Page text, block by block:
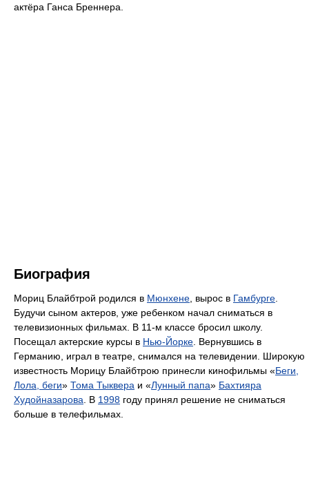
актёра Ганса Бреннера.
Биография
Мориц Блайбтрой родился в Мюнхене , вырос в Гамбурге
Будучи сыном актеров, уже ребенком начал сниматься в
телевизионных фильмах. В 11-м классе бросил школу.
Посещал актерские курсы в Нью-Йорке . Вернувшись в
Германию, играл в театре, снимался на телевидении. Широкую
известность Морицу Блайбтрою принесли кинофильмы «Беги,
Лола, беги» Тома Тыквера и «Лунный папа» Бахтияра
Худойназарова . В 1998 году принял решение не сниматься
больше в телефильмах.